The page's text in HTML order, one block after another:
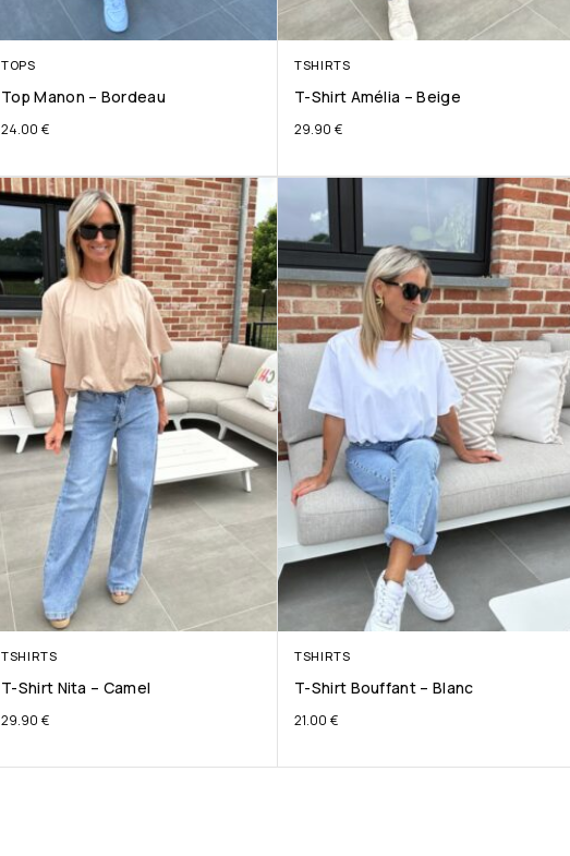
TOPS
Top Manon – Bordeau
24.00 €
TSHIRTS
T-Shirt Amélia – Beige
29.90 €
TSHIRTS
T-Shirt Nita – Camel
29.90 €
TSHIRTS
T-Shirt Bouffant – Blanc
21.00 €